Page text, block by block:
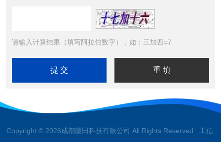
请输入计算结果（填写阿拉伯数字），如：三加四=7
Copyright © 2026成都藤田科技有限公司 All Rights Reserved 工信